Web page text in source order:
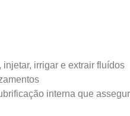
irrigar e extrair fluídos
interna que